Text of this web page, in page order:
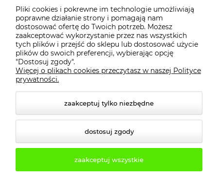
PŁATNOŚCI I DOSTAWA
INFORMACJE
KONTAKT
© 2026 2b3d.pl. Wszelkie prawa zastrzeżone.
Pliki cookies i pokrewne im technologie umożliwiają
poprawne działanie strony i pomagają nam
dostosować ofertę do Twoich potrzeb. Możesz
zaakceptować wykorzystanie przez nas wszystkich
tych plików i przejść do sklepu lub dostosować użycie
plików do swoich preferencji, wybierając opcję
"Dostosuj zgody".
Więcej o plikach cookies przeczytasz w naszej Polityce
prywatności.
zaakceptuj tylko niezbędne
dostosuj zgody
zaakceptuj wszystkie